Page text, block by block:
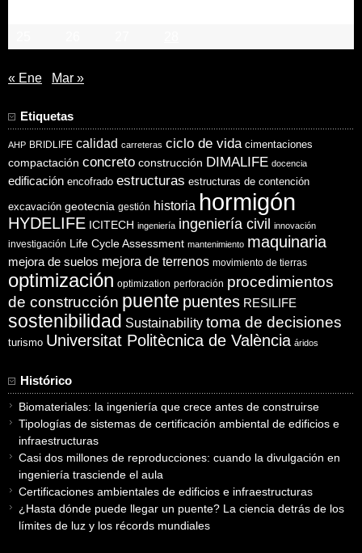
« Ene Mar »
Etiquetas
AHP BRIDLIFE calidad carreteras ciclo de vida cimentaciones
compactación concreto construcción DIMALIFE docencia
edificación encofrado estructuras estructuras de contención
excavación geotecnia gestión historia hormigón
HYDELIFE ICITECH ingeniería ingeniería civil innovación
investigación Life Cycle Assessment mantenimiento maquinaria
mejora de suelos mejora de terrenos movimiento de tierras
optimización optimization perforación procedimientos
de construcción puente puentes RESILIFE
sostenibilidad Sustainability toma de decisiones
turismo Universitat Politècnica de València áridos
Histórico
Biomateriales: la ingeniería que crece antes de construirse
Tipologías de sistemas de certificación ambiental de edificios e
infraestructuras
Casi dos millones de reproducciones: cuando la divulgación en
ingeniería trasciende el aula
Certificaciones ambientales de edificios e infraestructuras
¿Hasta dónde puede llegar un puente? La ciencia detrás de los
límites de luz y los récords mundiales